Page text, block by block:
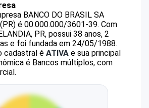
BANCO DO BRASIL SA
é 00.000.000/3601-39. Com
PR, possui 38 anos, 2
e foi fundada em 24/05/1988.
cadastral é ATIVA e sua principal
é Bancos múltiplos, com